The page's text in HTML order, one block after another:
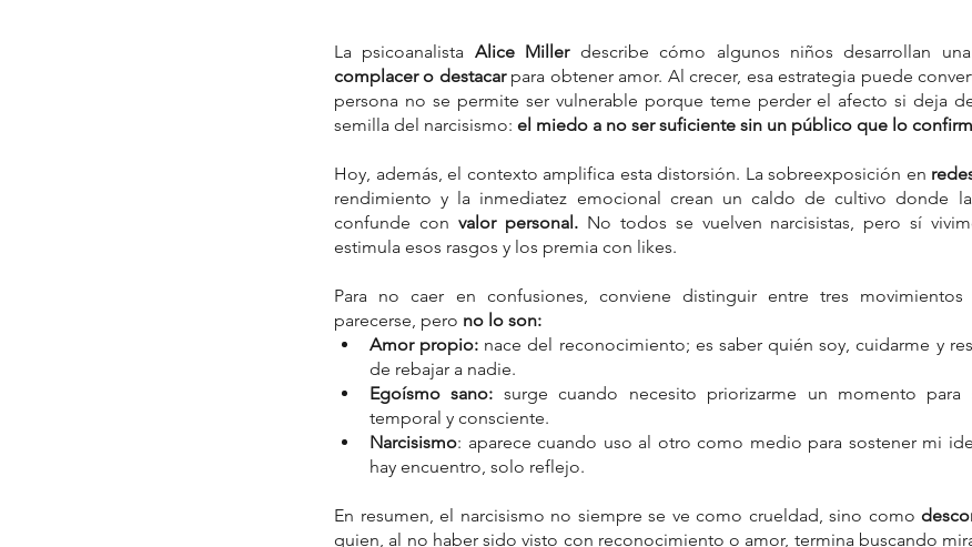
La psicoanalista Alice Miller
complacer o destacar para obtener amor. Al crecer, esa estrategia puede
persona no se permite ser vulnerable porque teme perder el afecto si deja
semilla del narcisismo: el miedo a no ser suficiente sin un público que lo
Hoy, además, el contexto amplifica esta distorsión. La sobreexposición en
rendimiento y la inmediatez emocional crean un caldo de cultivo donde
confunde con valor personal. No todos se vuelven narcisistas, pero sí
estimula esos rasgos y los premia con likes.
Para no caer en confusiones, conviene distinguir entre tres
parecerse, pero no lo son:
Amor propio: nace del reconocimiento; es saber quién soy, cuidarme y
de rebajar a nadie.
Egoísmo sano: surge cuando necesito priorizarme un momento para
temporal y consciente.
Narcisismo: aparece cuando uso al otro como medio para sostener mi
hay encuentro, solo reflejo.
En resumen, el narcisismo no siempre se ve como crueldad, sino como
quien, al no haber sido visto con reconocimiento o amor, termina buscando